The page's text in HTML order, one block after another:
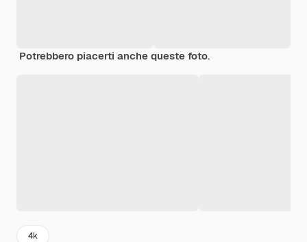
Potrebbero piacerti anche queste foto.
4k